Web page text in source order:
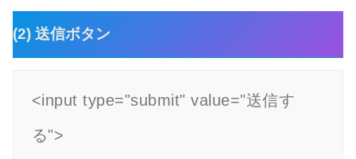
(2) 送信ボタン
<input type="submit" value="送信す
る">